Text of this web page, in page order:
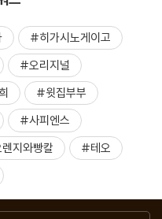
#히가시노게이고
#오리지널
#윗집부부
#사피엔스
지와빵칼
#테오